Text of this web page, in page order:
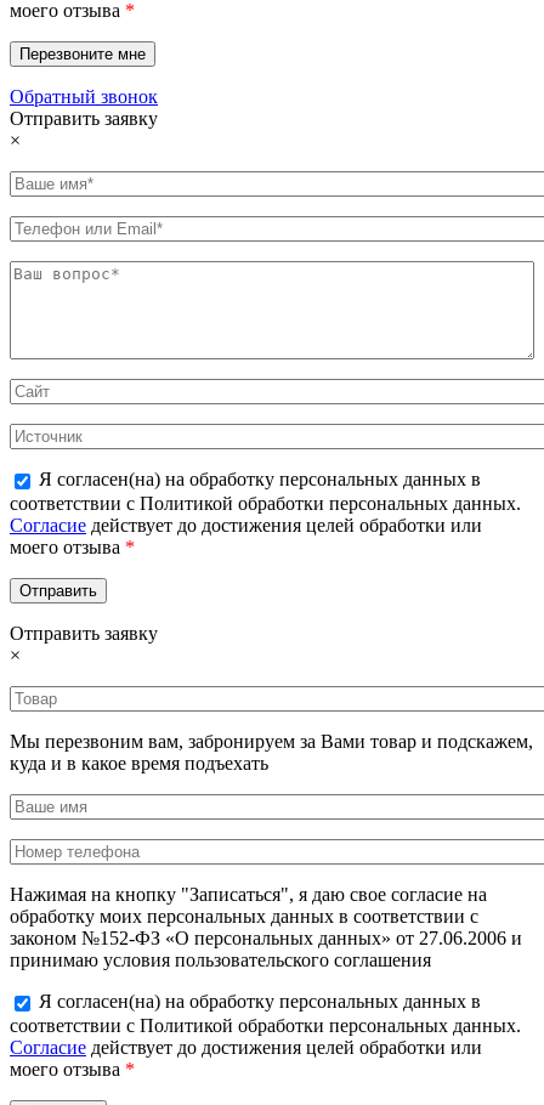
моего отзыва *
Обратный звонок
Отправить заявку
×
Я согласен(на) на обработку персональных данных в
соответствии с Политикой обработки персональных данных.
Согласие действует до достижения целей обработки или
моего отзыва *
Отправить заявку
×
Мы перезвоним вам, забронируем за Вами товар и подскажем,
куда и в какое время подъехать
Нажимая на кнопку "Записаться", я даю свое согласие на
обработку моих персональных данных в соответствии с
законом №152-ФЗ «О персональных данных» от 27.06.2006 и
принимаю условия пользовательского соглашения
Я согласен(на) на обработку персональных данных в
соответствии с Политикой обработки персональных данных.
Согласие действует до достижения целей обработки или
моего отзыва *